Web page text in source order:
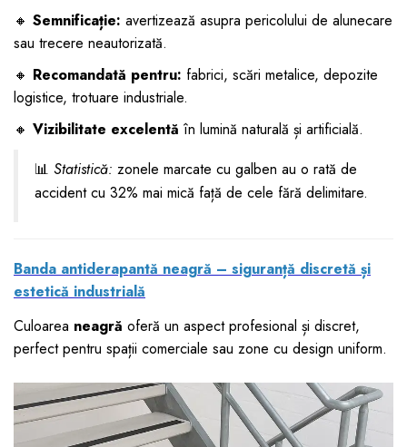
🔸 Semnificație: avertizează asupra pericolului de alunecare
sau trecere neautorizată.
🔸 Recomandată pentru: fabrici, scări metalice, depozite
logistice, trotuare industriale.
🔸 Vizibilitate excelentă în lumină naturală și artificială.
📊 Statistică: zonele marcate cu galben au o rată de
accident cu 32% mai mică față de cele fără delimitare.
Banda antiderapantă neagră – siguranță discretă și
estetică industrială
Culoarea neagră oferă un aspect profesional și discret,
perfect pentru spații comerciale sau zone cu design uniform.